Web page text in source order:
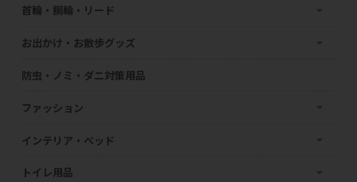
首輪・胴輪・リード
お出かけ・お散歩グッズ
防虫・ノミ・ダニ対策用品
ファッション
インテリア・ベッド
トイレ用品